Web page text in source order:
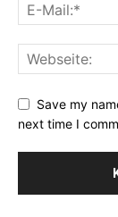
Save my
next time I